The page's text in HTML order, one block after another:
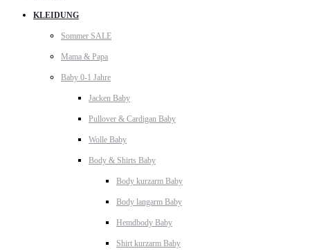
KLEIDUNG
Sommer SALE
Mama & Papa
Baby 0-1 Jahre
Jacken Baby
Pullover & Cardigan Baby
Wolle Baby
Body & Shirts Baby
Body kurzarm Baby
Body langarm Baby
Hemdbody Baby
Shirt kurzarm Baby